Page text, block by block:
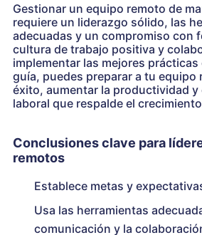
Gestionar un equipo remoto de
requiere un liderazgo sólido, las
adecuadas y un compromiso con
cultura de trabajo positiva y
implementar las mejores
guía, puedes preparar a tu equipo
éxito, aumentar la productividad
laboral que respalde el
Conclusiones clave para
remotos
Establece metas y
Usa las herramientas
comunicación y la